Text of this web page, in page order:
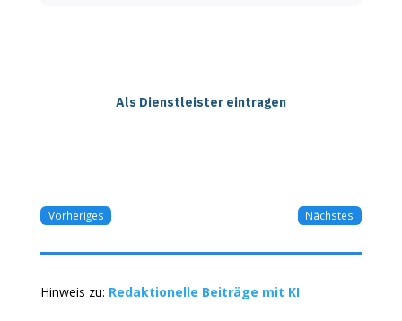
Als Dienstleister eintragen
Vorheriges Nächstes
Hinweis zu: Redaktionelle Beiträge mit KI